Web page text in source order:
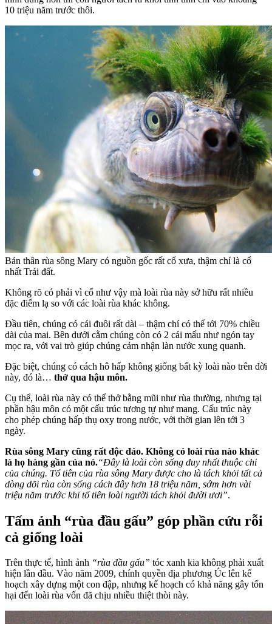
10 triệu năm trước thôi.
Bản thân rùa sông Mary có nguồn gốc rất cổ xưa, thậm chí là cổ
nhất Trái đất.
Không rõ có phải vì cổ như vậy mà loài rùa này sở hữu rất nhiều
đặc điểm lạ so với các loài rùa khác không.
Đầu tiên, chúng có cái đuôi rất dài – thậm chí có thể tới 70% chiều
dài của mai. Bên dưới cằm chúng còn có 2 cái mấu như ngón tay
mọc ra, với vai trò giúp chúng cảm nhận làn nước xung quanh.
Đặc biệt, chúng có cách hô hấp không giống bất kỳ loài nào trên đời
này, đó là… thở qua hậu môn.
Cụ thể, loài rùa này có thể thở bằng mũi như rùa thường, nhưng tại
phần hậu môn có một cấu trúc tương tự như mang. Cấu trúc này
cho phép chúng hấp thụ oxy trong nước, với thời gian lên tới 3
ngày.
Rùa sông Mary cũng rất độc đáo. Không có loài rùa nào khác
là họ hàng gần của nó.“Đây là loài còn sống duy nhất thuộc chi
của chúng. Tổ tiên của rùa sông Mary được cho là tách khỏi tất cả
dòng dõi rùa còn sống cách đây hơn 18 triệu năm, sớm hơn vài
triệu năm trước khi tổ tiên loài người tách khỏi đười ươi”.
Tấm ảnh “rùa đầu gấu” góp phần cứu rỗi
cả giống loài
Trên thực tế, hình ảnh “rùa đầu gấu” tóc xanh kia không phải xuất
hiện lần đầu. Vào năm 2009, chính quyền địa phương Úc lên kế
hoạch xây dựng một con đập, nhưng kế hoạch có khả năng gây tổn
hại đến loài rùa vốn đã chịu nhiều thiệt thòi này.